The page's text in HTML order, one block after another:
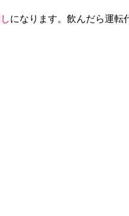
になります。飲んだら運転